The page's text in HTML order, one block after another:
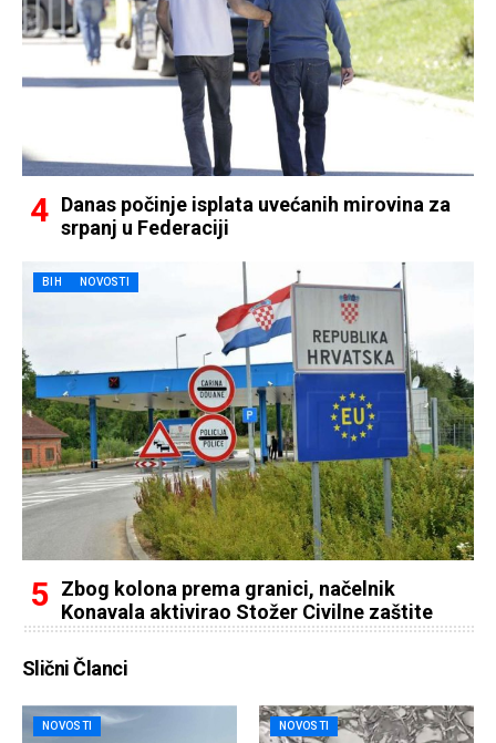
Danas počinje isplata uvećanih mirovina za
srpanj u Federaciji
BIH NOVOSTI
Zbog kolona prema granici, načelnik
Konavala aktivirao Stožer Civilne zaštite
Slični Članci
NOVOSTI NOVOSTI